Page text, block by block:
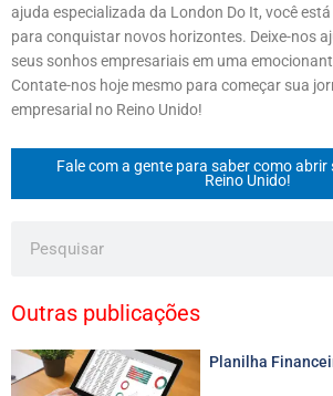
ajuda especializada da London Do It, você
para conquistar novos horizontes. Deixe-nos
seus sonhos empresariais em uma
Contate-nos hoje mesmo para começar sua
empresarial no Reino Unido!
Fale com a gente para saber como abrir
Reino Unido!
Outras publicações
Planilha